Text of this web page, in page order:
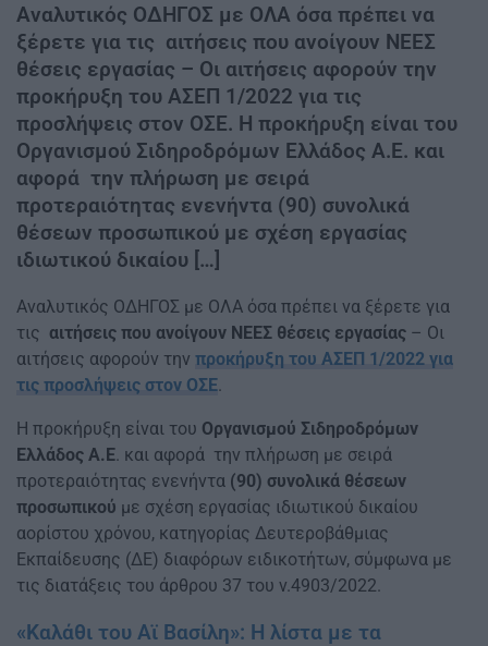
Αναλυτικός ΟΔΗΓΟΣ με ΟΛΑ όσα πρέπει να
ξέρετε για τις αιτήσεις που ανοίγουν ΝΕΕΣ
θέσεις εργασίας – Οι αιτήσεις αφορούν την
προκήρυξη του ΑΣΕΠ 1/2022 για τις
προσλήψεις στον ΟΣΕ. Η προκήρυξη είναι του
Οργανισμού Σιδηροδρόμων Ελλάδος Α.Ε. και
αφορά την πλήρωση με σειρά
προτεραιότητας ενενήντα (90) συνολικά
θέσεων προσωπικού με σχέση εργασίας
ιδιωτικού δικαίου […]
Αναλυτικός ΟΔΗΓΟΣ με ΟΛΑ όσα πρέπει να ξέρετε για
τις αιτήσεις που ανοίγουν ΝΕΕΣ θέσεις εργασίας – Οι
αιτήσεις αφορούν την προκήρυξη του ΑΣΕΠ 1/2022 για
τις προσλήψεις στον ΟΣΕ.
Η προκήρυξη είναι του Οργανισμού Σιδηροδρόμων
Ελλάδος Α.Ε. και αφορά την πλήρωση με σειρά
προτεραιότητας ενενήντα (90) συνολικά θέσεων
προσωπικού με σχέση εργασίας ιδιωτικού δικαίου
αορίστου χρόνου, κατηγορίας Δευτεροβάθμιας
Εκπαίδευσης (ΔΕ) διαφόρων ειδικοτήτων, σύμφωνα με
τις διατάξεις του άρθρου 37 του ν.4903/2022.
«Καλάθι του Αϊ Βασίλη»: Η λίστα με τα